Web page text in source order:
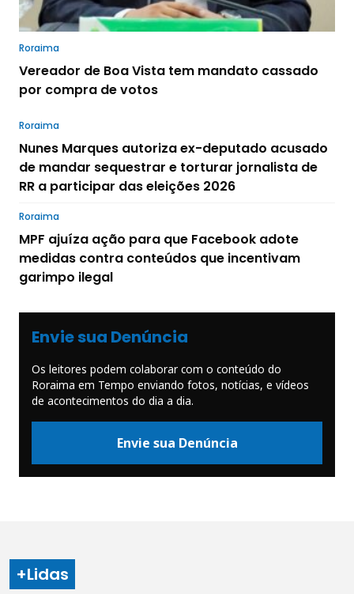
Roraima
Vereador de Boa Vista tem mandato cassado
por compra de votos
Roraima
Nunes Marques autoriza ex-deputado acusado
de mandar sequestrar e torturar jornalista de
RR a participar das eleições 2026
Roraima
MPF ajuíza ação para que Facebook adote
medidas contra conteúdos que incentivam
garimpo ilegal
Envie sua Denúncia
Os leitores podem colaborar com o conteúdo do
Roraima em Tempo enviando fotos, notícias, e vídeos
de acontecimentos do dia a dia.
Envie sua Denúncia
+Lidas